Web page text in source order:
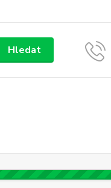
Hledat